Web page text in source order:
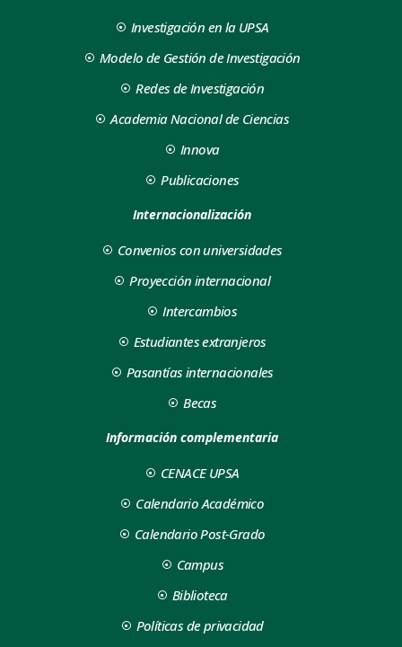
Investigación en la UPSA
Modelo de Gestión de Investigación
Redes de Investigación
Academia Nacional de Ciencias
Innova
Publicaciones
Internacionalización
Convenios con universidades
Proyección internacional
Intercambios
Estudiantes extranjeros
Pasantías internacionales
Becas
Información complementaria
CENACE UPSA
Calendario Académico
Calendario Post-Grado
Campus
Biblioteca
Políticas de privacidad